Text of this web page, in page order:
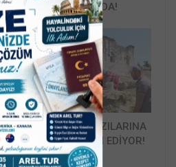
KAFE 10 YAŞINDA!
DÜZCE GÜNDEMİ
KONURALP KAZILARINA
DESTEK DEVAM EDİYOR!